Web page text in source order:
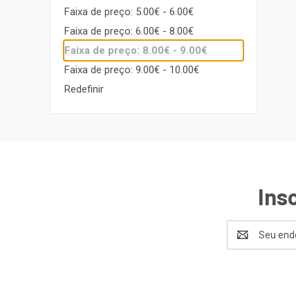
Faixa de preço: 5.00€ - 6.00€
Faixa de preço: 6.00€ - 8.00€
Faixa de preço: 8.00€ - 9.00€
Faixa de preço: 9.00€ - 10.00€
Redefinir
de